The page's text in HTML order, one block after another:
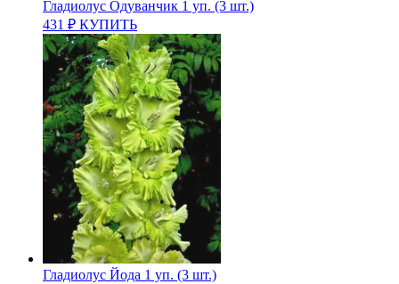
Гладиолус Одуванчик 1 уп. (3 шт.)
431 ₽ КУПИТЬ
Гладиолус Йода 1 уп. (3 шт.)